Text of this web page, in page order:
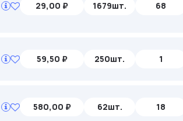
29,00 ₽ 1679шт. 68
59,50 ₽ 250шт. 1
580,00 ₽ 62шт. 18